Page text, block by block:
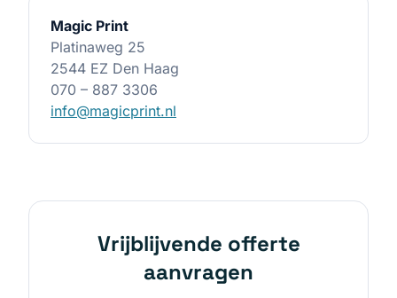
Magic Print
Platinaweg 25
2544 EZ Den Haag
070 – 887 3306
info@magicprint.nl
Vrijblijvende offerte
aanvragen